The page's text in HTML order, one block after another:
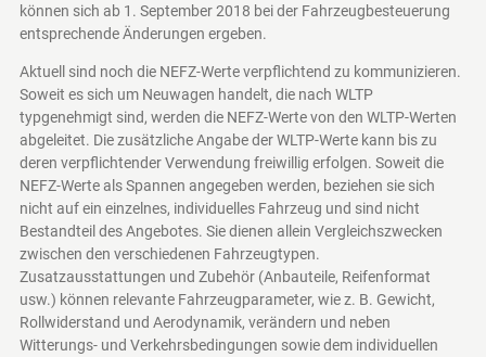
können sich ab 1. September 2018 bei der Fahrzeugbesteuerung
entsprechende Änderungen ergeben.
Aktuell sind noch die NEFZ-Werte verpflichtend zu kommunizieren.
Soweit es sich um Neuwagen handelt, die nach WLTP
typgenehmigt sind, werden die NEFZ-Werte von den WLTP-Werten
abgeleitet. Die zusätzliche Angabe der WLTP-Werte kann bis zu
deren verpflichtender Verwendung freiwillig erfolgen. Soweit die
NEFZ-Werte als Spannen angegeben werden, beziehen sie sich
nicht auf ein einzelnes, individuelles Fahrzeug und sind nicht
Bestandteil des Angebotes. Sie dienen allein Vergleichszwecken
zwischen den verschiedenen Fahrzeugtypen.
Zusatzausstattungen und Zubehör (Anbauteile, Reifenformat
usw.) können relevante Fahrzeugparameter, wie z. B. Gewicht,
Rollwiderstand und Aerodynamik, verändern und neben
Witterungs- und Verkehrsbedingungen sowie dem individuellen